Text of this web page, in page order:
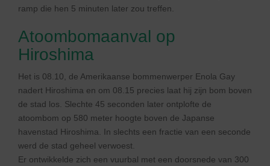
ramp die hen 5 minuten later zou treffen.
Atoombomaanval op
Hiroshima
Het is 08.10, de Amerikaanse bommenwerper Enola Gay
nadert Hiroshima en om 08.15 precies laat hij zijn bom boven
de stad los. Slechte 45 seconden later ontplofte de
atoombom op 580 meter hoogte boven de Japanse
havenstad Hiroshima. In slechts een fractie van een seconde
werd de stad geheel verwoest.
Er ontwikkelde zich een vuurbal met een doorsnede van 300